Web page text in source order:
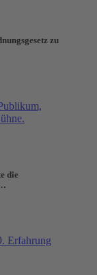
zu
die